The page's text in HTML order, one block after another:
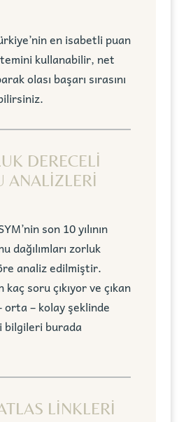
en isabetli puan
kullanabilir, net
olası başarı sırasını
DERECELİ
ANALİZLERİ
son 10 yılının
dağılımları zorluk
analiz edilmiştir.
soru çıkıyor ve çıkan
orta – kolay şeklinde
bilgileri burada
LİNKLERİ